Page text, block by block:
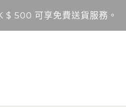
$ 500 可享免費送貨服務。